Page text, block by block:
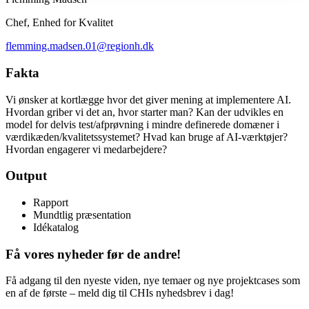
Chef, Enhed for Kvalitet
flemming.madsen.01@regionh.dk
Fakta
Vi ønsker at kortlægge hvor det giver mening at implementere AI.
Hvordan griber vi det an, hvor starter man? Kan der udvikles en
model for delvis test/afprøvning i mindre definerede domæner i
værdikæden/kvalitetssystemet? Hvad kan bruge af AI-værktøjer?
Hvordan engagerer vi medarbejdere?
Output
Rapport
Mundtlig præsentation
Idékatalog
Få vores nyheder før de andre!
Få adgang til den nyeste viden, nye temaer og nye projektcases som
en af de første – meld dig til CHIs nyhedsbrev i dag!